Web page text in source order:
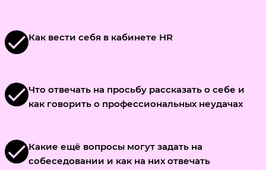
checkКак вести себя в кабинете HR
checkЧто отвечать на просьбу рассказать о себе и
как говорить о профессиональных неудачах
checkКакие ещё вопросы могут задать на
собеседовании и как на них отвечать